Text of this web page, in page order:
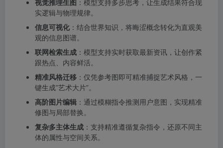
实逻辑与物理规律。
信息可视化 ：结合世界知识，将晦涩概念转化为直观美
观的信息图谱。
联网检索生成 ：模型支持实时获取最新资讯，让创作紧
跟热点、内容鲜活。
精准风格迁移 ：仅凭参考图即可精准捕捉艺术风格，一
键生成”艺术大片”。
高阶图片编辑 ：通过模糊指令推测用户意图，实现精准
修图与局部替换。
复杂多主体生成 ：支持精准遵循复杂指令，还原不同主
体的属性与空间关系。